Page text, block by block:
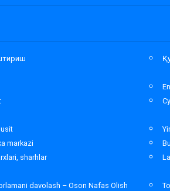
markazi
sharhlar
davolash – Oson Nafas Olish